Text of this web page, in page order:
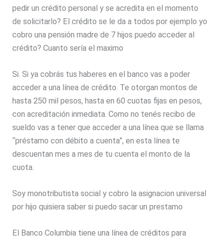
pedir un crédito personal y se acredita en el momento
de solicitarlo? El crédito se le da a todos por ejemplo yo
cobro una pensión madre de 7 hijos puedo acceder al
crédito? Cuanto sería el maximo
Si. Si ya cobrás tus haberes en el banco vas a poder
acceder a una línea de crédito. Te otorgan montos de
hasta 250 mil pesos, hasta en 60 cuotas fijas en pesos,
con acreditación inmediata. Como no tenés recibo de
sueldo vas a tener que acceder a una línea que se llama
“préstamo con débito a cuenta”, en esta línea te
descuentan mes a mes de tu cuenta el monto de la
cuota.
Soy monotributista social y cobro la asignacion universal
por hijo quisiera saber si puedo sacar un prestamo
El Banco Columbia tiene una línea de créditos para